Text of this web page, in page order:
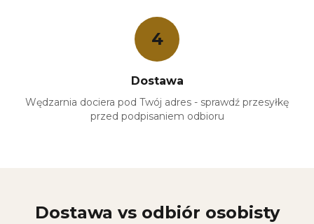
4
Dostawa
Wędzarnia dociera pod Twój adres - sprawdź przesyłkę
przed podpisaniem odbioru
Dostawa vs odbiór osobisty